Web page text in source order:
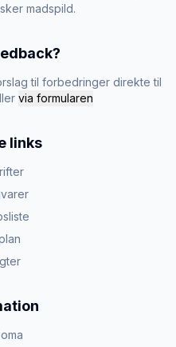
madspild.
til forbedringer direkte til
via formularen
links